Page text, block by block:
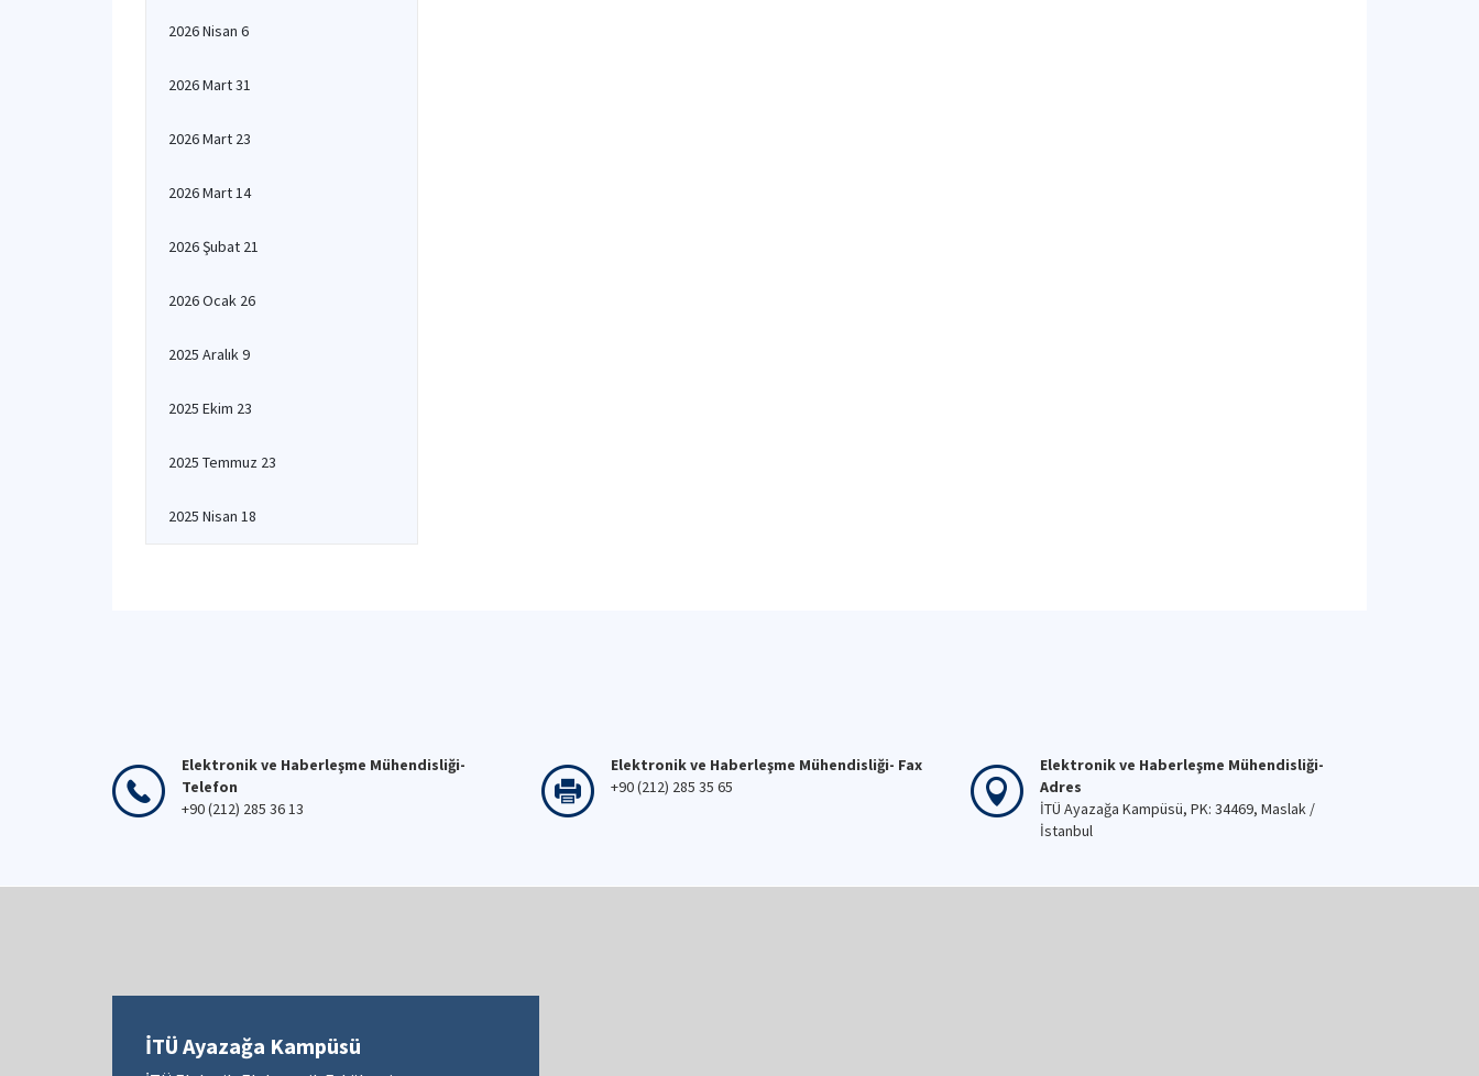
2026 Nisan 6
2026 Mart 31
2026 Mart 23
2026 Mart 14
2026 Şubat 21
2026 Ocak 26
2025 Aralık 9
2025 Ekim 23
2025 Temmuz 23
2025 Nisan 18
Elektronik ve Haberleşme Mühendisliği-
Telefon
+90 (212) 285 36 13
Elektronik ve Haberleşme Mühendisliği- Fax
+90 (212) 285 35 65
Elektronik ve Haberleşme Mühendisliği-
Adres
İTÜ Ayazağa Kampüsü, PK: 34469, Maslak /
İstanbul
İTÜ Ayazağa Kampüsü